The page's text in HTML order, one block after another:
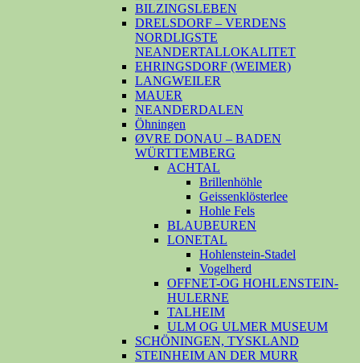
BILZINGSLEBEN
DRELSDORF – VERDENS
NORDLIGSTE
NEANDERTALLOKALITET
EHRINGSDORF (WEIMER)
LANGWEILER
MAUER
NEANDERDALEN
Öhningen
ØVRE DONAU – BADEN
WÜRTTEMBERG
ACHTAL
Brillenhöhle
Geissenklösterlee
Hohle Fels
BLAUBEUREN
LONETAL
Hohlenstein-Stadel
Vogelherd
OFFNET-OG HOHLENSTEIN-
HULERNE
TALHEIM
ULM OG ULMER MUSEUM
SCHÖNINGEN, TYSKLAND
STEINHEIM AN DER MURR